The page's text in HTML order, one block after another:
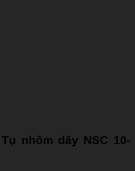
nhôm dây NSC 10-